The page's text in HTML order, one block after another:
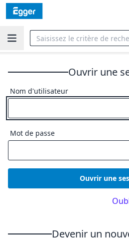
Ouvrir une
Nom d'utilisateur
Mot de passe
Ouvrir une
Devenir un